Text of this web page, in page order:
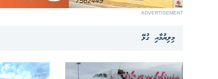
ADVERTISEMENT
މިލިޔުމާއި ގުޅޭ